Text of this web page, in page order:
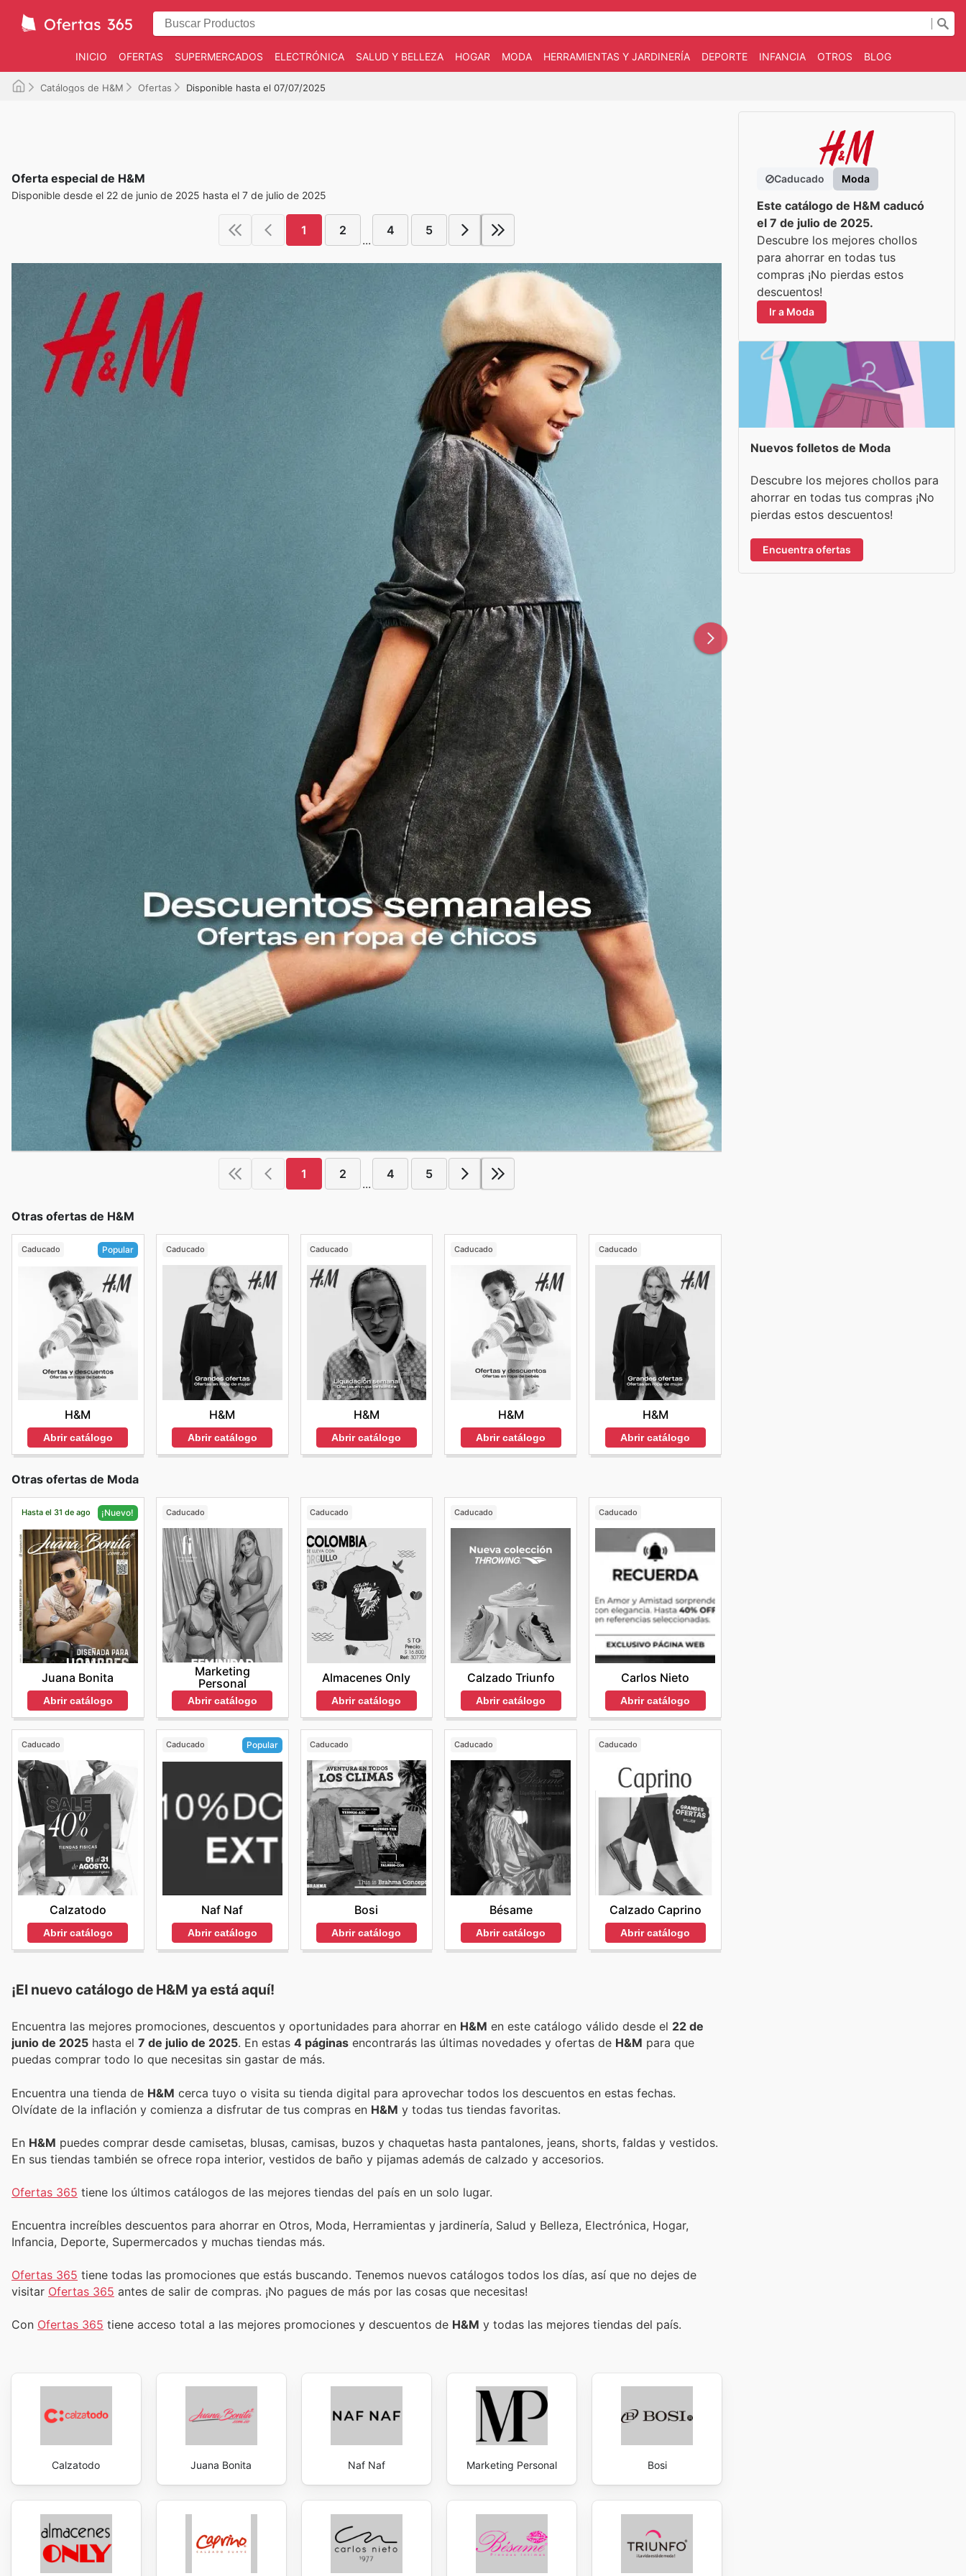
INICIO OFERTAS SUPERMERCADOS ELECTRÓNICA SALUD Y BELLEZA HOGAR MODA HERRAMIENTAS Y JARDINERÍA DEPORTE INFANCIA OTROS BLOG
Catálogos de H&M Ofertas Disponible hasta el 07/07/2025
Oferta especial de H&M
Disponible desde el 22 de junio de 2025 hasta el 7 de julio de 2025
1 2
...
4 5
1 2
...
4 5
Otras ofertas de H&M
Caducado Popular
H&M
Abrir catálogo
Caducado
H&M
Abrir catálogo
Caducado
H&M
Abrir catálogo
Caducado
H&M
Abrir catálogo
Caducado
H&M
Abrir catálogo
Otras ofertas de Moda
Hasta el 31 de ago ¡Nuevo!
Juana Bonita
Abrir catálogo
Caducado
Marketing
Personal
Abrir catálogo
Caducado
Almacenes Only
Abrir catálogo
Caducado
Calzado Triunfo
Abrir catálogo
Caducado
Carlos Nieto
Abrir catálogo
Caducado
Calzatodo
Abrir catálogo
Caducado Popular
Naf Naf
Abrir catálogo
Caducado
Bosi
Abrir catálogo
Caducado
Bésame
Abrir catálogo
Caducado
Calzado Caprino
Abrir catálogo
¡El nuevo catálogo de H&M ya está aquí!
Encuentra las mejores promociones, descuentos y oportunidades para ahorrar en H&M en este catálogo válido desde el 22 de
junio de 2025 hasta el 7 de julio de 2025 . En estas 4 páginas encontrarás las últimas novedades y ofertas de H&M para que
puedas comprar todo lo que necesitas sin gastar de más.
Encuentra una tienda de H&M cerca tuyo o visita su tienda digital para aprovechar todos los descuentos en estas fechas.
Olvídate de la inflación y comienza a disfrutar de tus compras en H&M y todas tus tiendas favoritas.
En H&M puedes comprar desde camisetas, blusas, camisas, buzos y chaquetas hasta pantalones, jeans, shorts, faldas y vestidos.
En sus tiendas también se ofrece ropa interior, vestidos de baño y pijamas además de calzado y accesorios.
Ofertas 365 tiene los últimos catálogos de las mejores tiendas del país en un solo lugar.
Encuentra increíbles descuentos para ahorrar en Otros, Moda, Herramientas y jardinería, Salud y Belleza, Electrónica, Hogar,
Infancia, Deporte, Supermercados y muchas tiendas más.
Ofertas 365 tiene todas las promociones que estás buscando. Tenemos nuevos catálogos todos los días, así que no dejes de
visitar Ofertas 365 antes de salir de compras. ¡No pagues de más por las cosas que necesitas!
Con Ofertas 365 tiene acceso total a las mejores promociones y descuentos de H&M y todas las mejores tiendas del país.
Calzatodo Juana Bonita Naf Naf Marketing Personal Bosi
Caducado Moda
Este catálogo de H&M caducó
el 7 de julio de 2025.
Descubre los mejores chollos
para ahorrar en todas tus
compras ¡No pierdas estos
descuentos!
Ir a Moda
Nuevos folletos de Moda
Descubre los mejores chollos para
ahorrar en todas tus compras ¡No
pierdas estos descuentos!
Encuentra ofertas